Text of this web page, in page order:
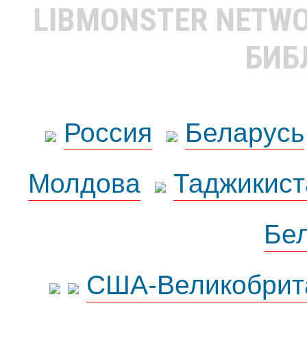
LIBMONSTER
Россия
Беларусь
Молдова
США-